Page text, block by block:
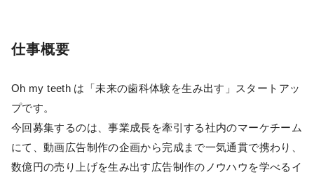
仕事概要
Oh my teeth は「未来の歯科体験を生み出す」スタートアッ
プです。
今回募集するのは、事業成長を牽引する社内のマーケチーム
にて、動画広告制作の企画から完成まで一気通貫で携わり、
数億円の売り上げを生み出す広告制作のノウハウを学べるイ